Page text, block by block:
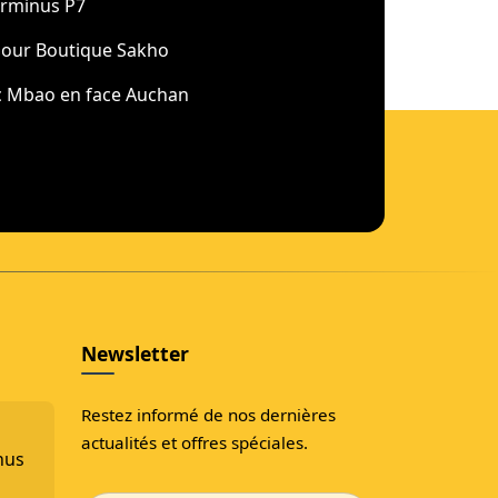
P7
Boutique Sakho
Mbao en face Auchan
Newsletter
Restez informé de nos dernières
actualités et offres spéciales.